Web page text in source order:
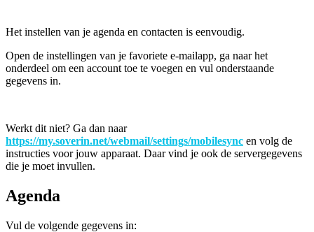
Het instellen van je agenda en contacten is eenvoudig.
Open de instellingen van je favoriete e-mailapp, ga naar het
onderdeel om een account toe te voegen en vul onderstaande
gegevens in.
Werkt dit niet? Ga dan naar
https://my.soverin.net/webmail/settings/mobilesync en volg de
instructies voor jouw apparaat. Daar vind je ook de servergegevens
die je moet invullen.
Agenda
Vul de volgende gegevens in: